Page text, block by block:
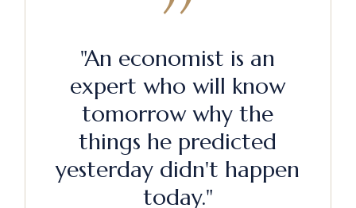
"An economist is an
expert who will know
tomorrow why the
things he predicted
yesterday didn't happen
today."